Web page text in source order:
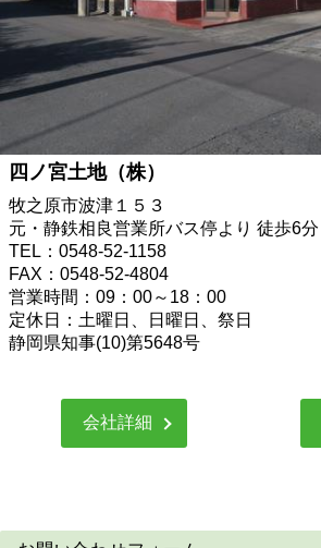
四ノ宮土地（株）
牧之原市波津１５３
元・静鉄相良営業所バス停より 徒歩6分
TEL：0548-52-1158
FAX：0548-52-4804
営業時間：09：00～18：00
定休日：土曜日、日曜日、祭日
静岡県知事(10)第5648号
会社詳細